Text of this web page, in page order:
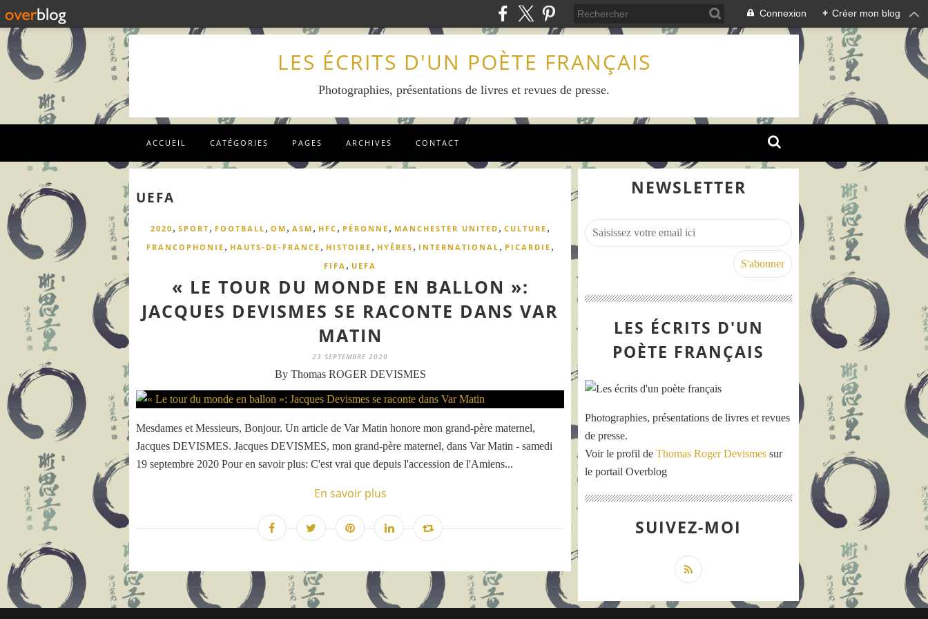
Connexion + Créer mon blog
LES ÉCRITS D'UN POÈTE FRANÇAIS
Photographies, présentations de livres et revues de presse.
ACCUEIL CATÉGORIES PAGES ARCHIVES CONTACT
UEFA
2020 , SPORT, FOOTBALL , OM , ASM , HFC , PÉRONNE , MANCHESTER UNITED , CULTURE ,
FRANCOPHONIE , HAUTS-DE-FRANCE , HISTOIRE , HYÈRES , INTERNATIONAL , PICARDIE ,
FIFA , UEFA
« LE TOUR DU MONDE EN BALLON »:
JACQUES DEVISMES SE RACONTE DANS VAR
MATIN
23 SEPTEMBRE 2020
By Thomas ROGER DEVISMES
Mesdames et Messieurs, Bonjour. Un article de Var Matin honore mon grand-père maternel,
Jacques DEVISMES. Jacques DEVISMES, mon grand-père maternel, dans Var Matin - samedi
19 septembre 2020 Pour en savoir plus: C'est vrai que depuis l'accession de l'Amiens...
En savoir plus
NEWSLETTER
LES ÉCRITS D'UN
POÈTE FRANÇAIS
Photographies, présentations de livres et revues
de presse.
Voir le profil de Thomas Roger Devismes sur
le portail Overblog
SUIVEZ-MOI